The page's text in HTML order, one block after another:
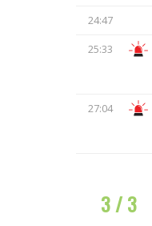
24:47
25:33
27:04
3 / 3